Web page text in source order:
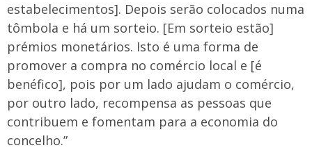
estabelecimentos]. Depois serão colocados numa
tômbola e há um sorteio. [Em sorteio estão]
prémios monetários. Isto é uma forma de
promover a compra no comércio local e [é
benéfico], pois por um lado ajudam o comércio,
por outro lado, recompensa as pessoas que
contribuem e fomentam para a economia do
concelho.”